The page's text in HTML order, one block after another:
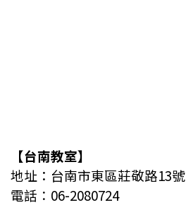
【台南教室】
地址 ： 台南市東區莊敬路13號
電話： 06-2080724